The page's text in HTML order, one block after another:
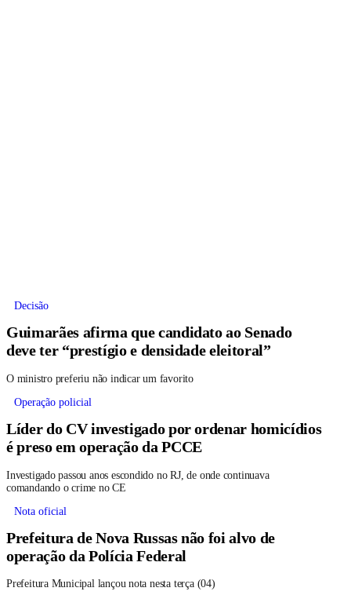
Decisão
Guimarães afirma que candidato ao Senado
deve ter “prestígio e densidade eleitoral”
O ministro preferiu não indicar um favorito
Operação policial
Líder do CV investigado por ordenar homicídios
é preso em operação da PCCE
Investigado passou anos escondido no RJ, de onde continuava
comandando o crime no CE
Nota oficial
Prefeitura de Nova Russas não foi alvo de
operação da Polícia Federal
Prefeitura Municipal lançou nota nesta terça (04)